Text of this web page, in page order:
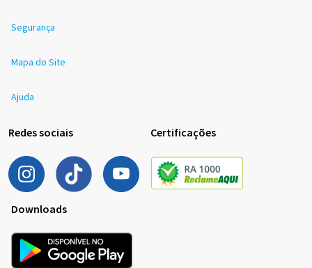
Segurança
Mapa do Site
Ajuda
Redes sociais Certificações
Downloads